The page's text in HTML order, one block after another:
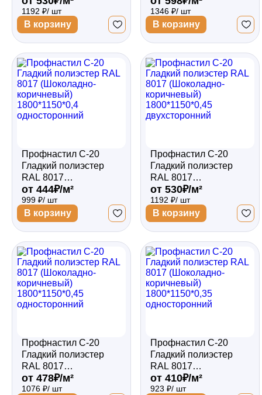
коричневый)
1800*1150*0,5
односторонний
1192 ₽/ шт
В корзину
коричневый)
1800*1150*0,5
двухсторонний
1346 ₽/ шт
В корзину
Профнастил С-20
Гладкий полиэстер
RAL 8017
(Шоколадно-
коричневый)
1800*1150*0,4
односторонний
от 444₽/м²
999 ₽/ шт
В корзину
Профнастил С-20
Гладкий полиэстер
RAL 8017
(Шоколадно-
коричневый)
1800*1150*0,45
двухсторонний
от 530₽/м²
1192 ₽/ шт
В корзину
Профнастил С-20
Гладкий полиэстер
RAL 8017
(Шоколадно-
коричневый)
от 478₽/м²
1076 ₽/ шт
Профнастил С-20
Гладкий полиэстер
RAL 8017
(Шоколадно-
коричневый)
от 410₽/м²
923 ₽/ шт